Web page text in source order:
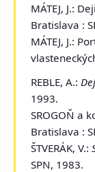
MÁTEJ, J.:
Bratislava :
MÁTEJ, J.:
REBLE, A.:
1993.
SROGOŇ a
Bratislava :
ŠTVERÁK, V.:
SPN, 1983.